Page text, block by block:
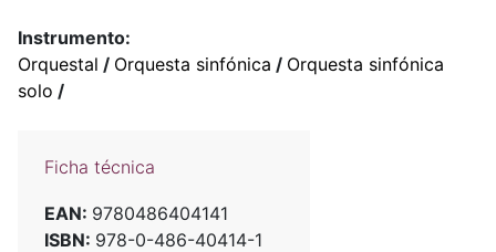
Instrumento:
Orquestal / Orquesta sinfónica / Orquesta sinfónica
solo /
Ficha técnica
EAN: 9780486404141
ISBN: 978-0-486-40414-1